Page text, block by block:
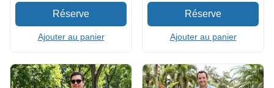
Ajouter au panier Ajouter au panier